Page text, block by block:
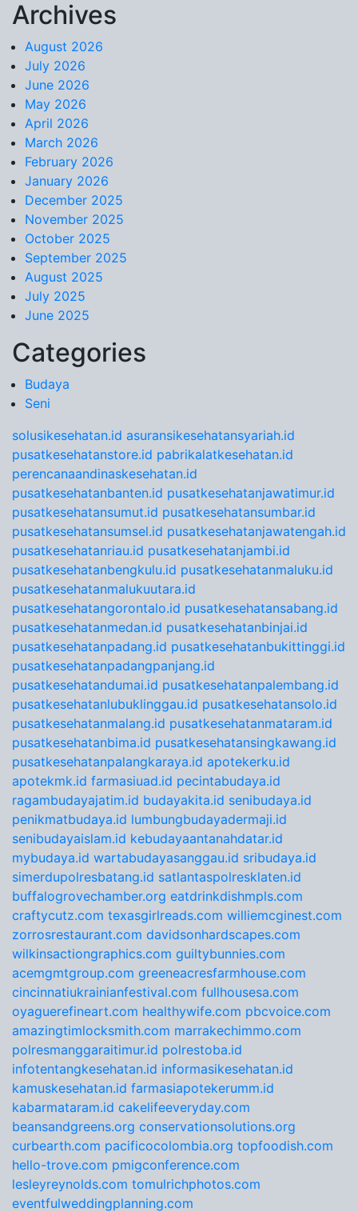
Skip to content
Archives
August 2026
July 2026
June 2026
May 2026
April 2026
March 2026
February 2026
January 2026
December 2025
November 2025
October 2025
September 2025
August 2025
July 2025
June 2025
Categories
Budaya
Seni
solusikesehatan.id asuransikesehatansyariah.id
pusatkesehatanstore.id pabrikalatkesehatan.id
perencanaandinaskesehatan.id
pusatkesehatanbanten.id pusatkesehatanjawatimur.id
pusatkesehatansumut.id pusatkesehatansumbar.id
pusatkesehatansumsel.id pusatkesehatanjawatengah.id
pusatkesehatanriau.id pusatkesehatanjambi.id
pusatkesehatanbengkulu.id pusatkesehatanmaluku.id
pusatkesehatanmalukuutara.id
pusatkesehatangorontalo.id pusatkesehatansabang.id
pusatkesehatanmedan.id pusatkesehatanbinjai.id
pusatkesehatanpadang.id pusatkesehatanbukittinggi.id
pusatkesehatanpadangpanjang.id
pusatkesehatandumai.id pusatkesehatanpalembang.id
pusatkesehatanlubuklinggau.id pusatkesehatansolo.id
pusatkesehatanmalang.id pusatkesehatanmataram.id
pusatkesehatanbima.id pusatkesehatansingkawang.id
pusatkesehatanpalangkaraya.id apotekerku.id
apotekmk.id farmasiuad.id pecintabudaya.id
ragambudayajatim.id budayakita.id senibudaya.id
penikmatbudaya.id lumbungbudayadermaji.id
senibudayaislam.id kebudayaantanahdatar.id
mybudaya.id wartabudayasanggau.id sribudaya.id
simerdupolresbatang.id satlantaspolresklaten.id
buffalogrovechamber.org eatdrinkdishmpls.com
craftycutz.com texasgirlreads.com williemcginest.com
zorrosrestaurant.com davidsonhardscapes.com
wilkinsactiongraphics.com guiltybunnies.com
acemgmtgroup.com greeneacresfarmhouse.com
cincinnatiukrainianfestival.com fullhousesa.com
oyaguerefineart.com healthywife.com pbcvoice.com
amazingtimlocksmith.com marrakechimmo.com
polresmanggaraitimur.id polrestoba.id
infotentangkesehatan.id informasikesehatan.id
kamuskesehatan.id farmasiapotekerumm.id
kabarmataram.id cakelifeeveryday.com
beansandgreens.org conservationsolutions.org
curbearth.com pacificocolombia.org topfoodish.com
hello-trove.com pmigconference.com
lesleyreynolds.com tomulrichphotos.com
eventfulweddingplanning.com